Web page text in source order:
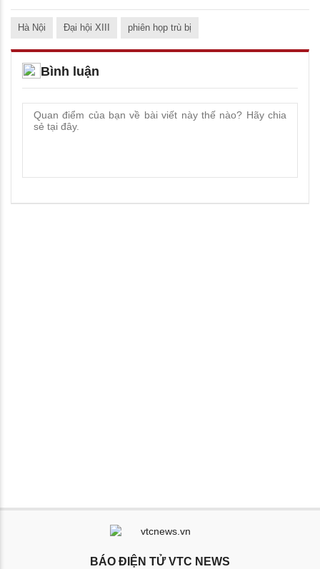
Hà Nội Đại hội XIII phiên họp trù bị
Bình luận
BÁO ĐIỆN TỬ VTC NEWS